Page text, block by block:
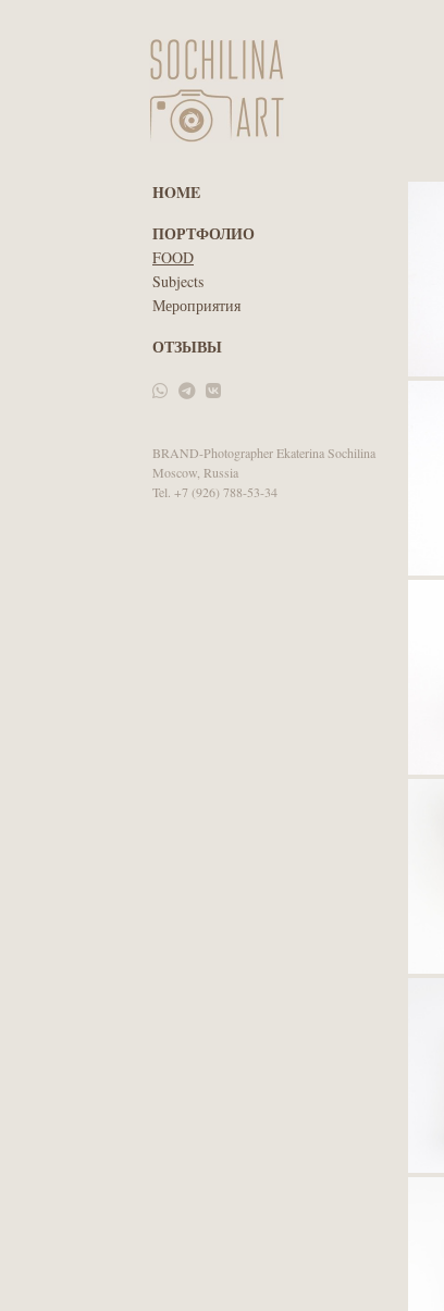
HOME
ПОРТФОЛИО
FOOD
Subjects
Мероприятия
ОТЗЫВЫ
BRAND-Photographer Ekaterina Sochilina
Moscow, Russia
Tel. +7 (926) 788-53-34